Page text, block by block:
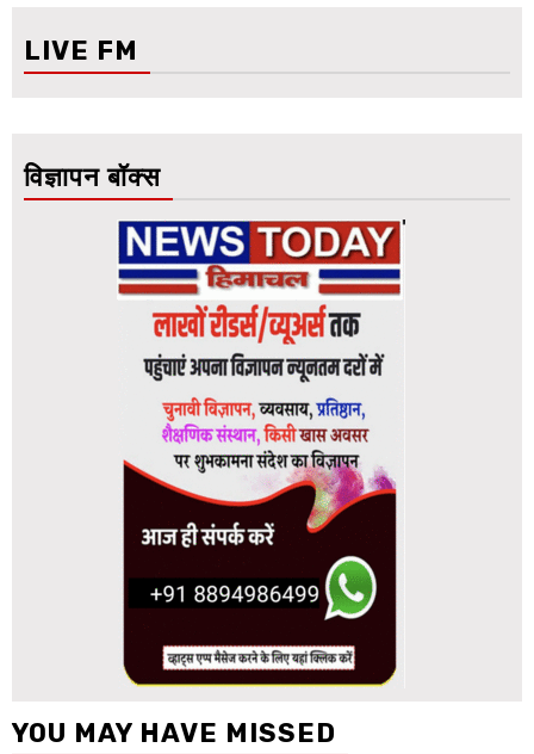
LIVE FM
विज्ञापन बॉक्स
YOU MAY HAVE MISSED